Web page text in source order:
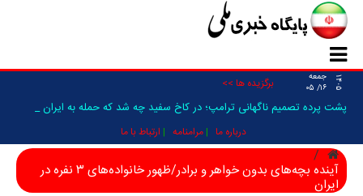
۱۴۰۵
جمعه
۱۶/ ۰۵
برگزیده ها >>
پشت پرده تصمیم ناگهانی ترامپ؛ در کاخ سفید چه شد که حمله به ایران فعلا
درباره ما مرامنامه ارتباط با ما
آینده بچه‌های بدون خواهر و برادر/ظهور خانواده‌های ۳ نفره در
ایران